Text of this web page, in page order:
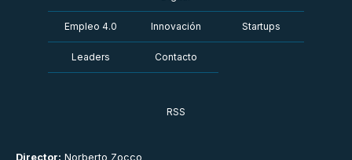
Director: Norberto Zocco
Empleo 4.0 Innovación Startups
Leaders Contacto
RSS